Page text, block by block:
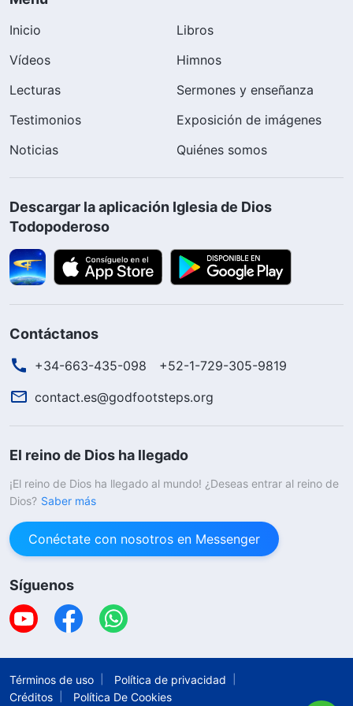
Inicio
Libros
Vídeos
Himnos
Lecturas
Sermones y enseñanza
Testimonios
Exposición de imágenes
Noticias
Quiénes somos
Descargar la aplicación Iglesia de Dios
Todopoderoso
Contáctanos
+34-663-435-098
+52-1-729-305-9819
contact.es@godfootsteps.org
El reino de Dios ha llegado
¡El reino de Dios ha llegado al mundo! ¿Deseas entrar al reino de
Dios? Saber más
Conéctate con nosotros en Messenger
Síguenos
Términos de uso
Política de privacidad
Créditos
Política De Cookies